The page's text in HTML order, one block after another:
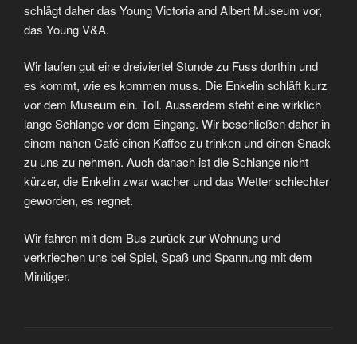
schlägt daher das Young Victoria and Albert Museum vor,
das Young V&A.
Wir laufen gut eine dreiviertel Stunde zu Fuss dorthin und
es kommt, wie es kommen muss. Die Enkelin schläft kurz
vor dem Museum ein. Toll. Ausserdem steht eine wirklich
lange Schlange vor dem Eingang. Wir beschließen daher in
einem nahen Café einen Kaffee zu trinken und einen Snack
zu uns zu nehmen. Auch danach ist die Schlange nicht
kürzer, die Enkelin zwar wacher und das Wetter schlechter
geworden, es regnet.
Wir fahren mit dem Bus zurück zur Wohnung und
verkriechen uns bei Spiel, Spaß und Spannung mit dem
Minitiger.